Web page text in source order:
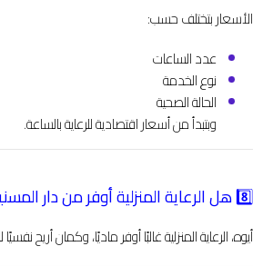
الأسعار بتختلف حسب:
عدد الساعات
نوع الخدمة
الحالة الصحية
وبتبدأ من أسعار اقتصادية للرعاية بالساعة.
8️⃣ هل الرعاية المنزلية أوفر من دار المسنين؟
أيوه، الرعاية المنزلية غالبًا أوفر ماديًا، وكمان أريح